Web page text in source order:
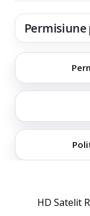
HD Satelit